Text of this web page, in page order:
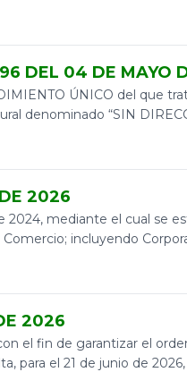
DEL 04 DE MAYO
ÚNICO del que
denominado “SIN
2026
mediante el cual se
incluyendo
2026
el fin de garantizar el
para el 21 de junio de 2026,